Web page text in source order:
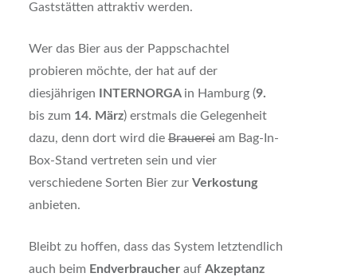
Gaststätten attraktiv werden.
Wer das Bier aus der Pappschachtel
probieren möchte, der hat auf der
diesjährigen
INTERNORGA in Hamburg (9.
bis zum 14. März) erstmals die Gelegenheit
dazu, denn dort wird dieBrauereiam Bag-In-
Box-Stand vertreten sein und vier
verschiedene Sorten Bier zur Verkostung
anbieten.
Bleibt zu hoffen, dass das System letztendlich
auch beim Endverbraucher auf Akzeptanz